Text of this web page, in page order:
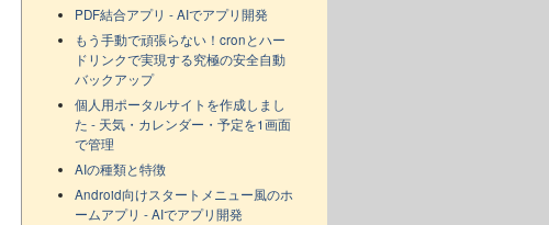
PDF結合アプリ - AIでアプリ開発
もう手動で頑張らない！cronとハー
ドリンクで実現する究極の安全自動
バックアップ
個人用ポータルサイトを作成しまし
た - 天気・カレンダー・予定を1画面
で管理
AIの種類と特徴
Android向けスタートメニュー風のホ
ームアプリ - AIでアプリ開発